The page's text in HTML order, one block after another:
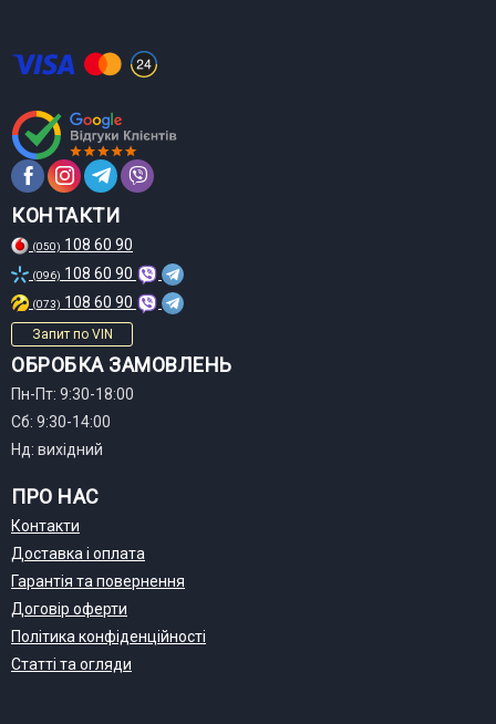
КОНТАКТИ
(050) 108 60 90
(096) 108 60 90
(073) 108 60 90
Запит по VIN
ОБРОБКА ЗАМОВЛЕНЬ
Пн-Пт: 9:30-18:00
Сб: 9:30-14:00
Нд: вихідний
ПРО НАС
Контакти
Доставка і оплата
Гарантія та повернення
Договір оферти
Політика конфіденційності
Статті та огляди